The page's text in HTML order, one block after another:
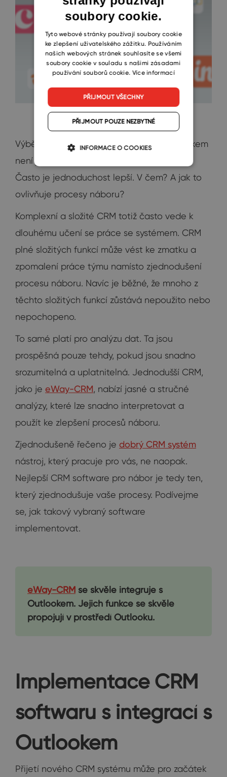
Výběr správného CRM s integrací s Outlookem
není jen o výběru toho s nejvíce funkcemi.
Často je jednoduchost lepší. V čem? A jak to
ovlivňuje procesy náboru?
Komplexní a složité CRM totiž často vede k
dlouhému učení se práce se systémem. CRM
plné složitých funkcí může vést ke zmatku a
zpomalení práce týmu namísto zjednodušení
procesu náboru. Navíc je běžné, že mnoho z
těchto složitých funkcí zůstává nepoužito nebo
nepochopeno.
To samé platí pro analýzu dat. Ta jsou
prospěšná pouze tehdy, pokud jsou snadno
srozumitelná a uplatnitelná. Jednodušší CRM,
jako je eWay-CRM, nabízí jasné a stručné
analýzy, které lze snadno interpretovat a
použít ke zlepšení procesů náboru.
Zjednodušeně řečeno je dobrý CRM systém
nástroj, který pracuje pro vás, ne naopak.
Nejlepší CRM software pro nábor je tedy ten,
který zjednodušuje vaše procesy. Podívejme
se, jak takový vybraný software
implementovat.
eWay-CRM se skvěle integruje s
Outlookem. Jejich funkce se skvěle
propojují v prostředí Outlooku.
Implementace CRM
softwaru s integrací s
Outlookem
Přijetí nového CRM systému může pro začátek
CZECH
SLOVAK
soubory cookie.
Tyto webové stránky používají soubory cookie
ke zlepšení uživatelského zážitku. Používáním
našich webových stránek souhlasíte se všemi
soubory cookie v souladu s našimi zásadami
používání souborů cookie. Více informací
PŘIJMOUT VŠECHNY
PŘIJMOUT POUZE NEZBYTNÉ
INFORMACE O COOKIES